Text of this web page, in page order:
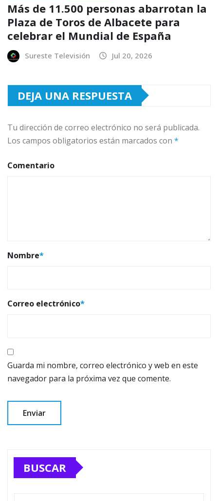
Más de 11.500 personas abarrotan la
Plaza de Toros de Albacete para
celebrar el Mundial de España
Sureste Televisión Jul 20, 2026
DEJA UNA RESPUESTA
Tu dirección de correo electrónico no será publicada.
Los campos obligatorios están marcados con *
Comentario
Nombre*
Correo electrónico*
Guarda mi nombre, correo electrónico y web en este
navegador para la próxima vez que comente.
BUSCAR